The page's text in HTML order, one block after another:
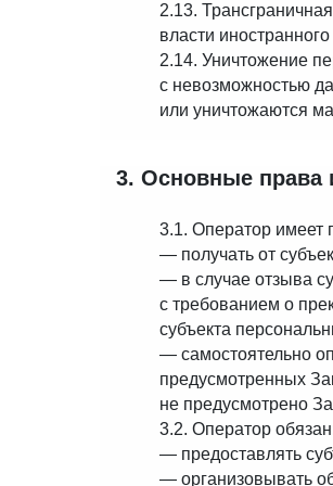
2.13.
власти
2.14. Уничтожение
с невозможностью
или уничтожаются
3. Основные права
3.1. Оператор имеет
— получать от
— в случае отзыва
с требованием о
субъекта
— самостоятельно
предусмотренных
не предусмотрено
3.2. Оператор
— предоставлять
— организовывать